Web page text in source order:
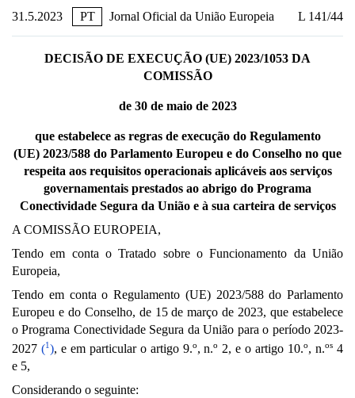
31.5.2023 PT Jornal Oficial da União Europeia L 141/44
DECISÃO DE EXECUÇÃO (UE) 2023/1053 DA
COMISSÃO
de 30 de maio de 2023
que estabelece as regras de execução do Regulamento
(UE) 2023/588 do Parlamento Europeu e do Conselho no que
respeita aos requisitos operacionais aplicáveis aos serviços
governamentais prestados ao abrigo do Programa
Conectividade Segura da União e à sua carteira de serviços
A COMISSÃO EUROPEIA,
Tendo em conta o Tratado sobre o Funcionamento da União
Europeia,
Tendo em conta o Regulamento (UE) 2023/588 do Parlamento
Europeu e do Conselho, de 15 de março de 2023, que estabelece
o Programa Conectividade Segura da União para o período 2023-
2027 (1), e em particular o artigo 9.o, n.o 2, e o artigo 10.o, n.os 4
e 5,
Considerando o seguinte: